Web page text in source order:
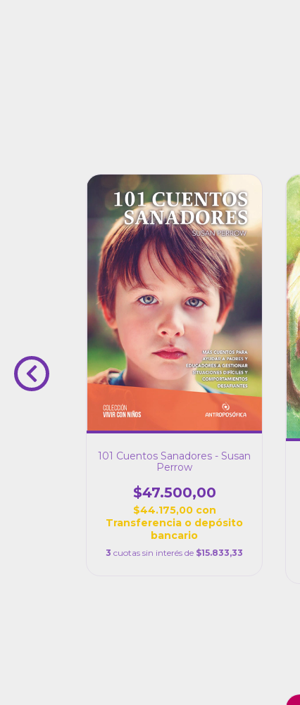
101 Cuentos Sanadores - Susan
Perrow
$47.500,00
$44.175,00 con
Transferencia o depósito
bancario
3 cuotas sin interés de $15.833,33